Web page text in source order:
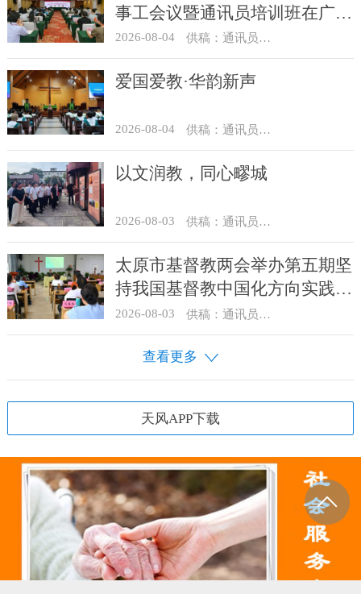
事工会议暨通讯员培训班在广州
举办
2026-08-04 供稿：通讯员 汪浩
爱国爱教·华韵新声
2026-08-04 供稿：通讯员 景健美
以文润教，同心疁城
2026-08-03 供稿：通讯员 景健美
太原市基督教两会举办第五期坚
持我国基督教中国化方向实践能
力专题培训
2026-08-03 供稿：通讯员 王建春 摄影：史爱梅
查看更多
天风APP下载